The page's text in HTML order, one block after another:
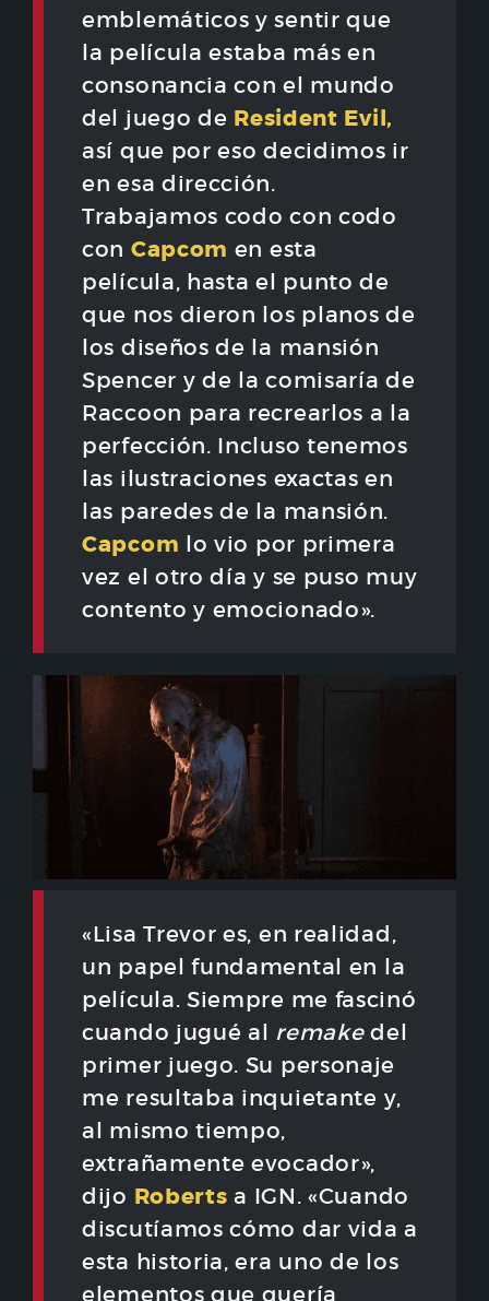
emblemáticos y sentir que
la película estaba más en
consonancia con el mundo
del juego de Resident Evil,
así que por eso decidimos ir
en esa dirección.
Trabajamos codo con codo
con Capcom en esta
película, hasta el punto de
que nos dieron los planos de
los diseños de la mansión
Spencer y de la comisaría de
Raccoon para recrearlos a la
perfección. Incluso tenemos
las ilustraciones exactas en
las paredes de la mansión.
Capcom lo vio por primera
vez el otro día y se puso muy
contento y emocionado».
«Lisa Trevor es, en realidad,
un papel fundamental en la
película. Siempre me fascinó
cuando jugué al remakedel
primer juego. Su personaje
me resultaba inquietante y,
al mismo tiempo,
extrañamente evocador»,
dijo Roberts a IGN. «Cuando
discutíamos cómo dar vida a
esta historia, era uno de los
elementos que quería